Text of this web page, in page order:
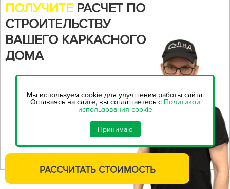
ПОЛУЧИТЕ РАСЧЕТ ПО
СТРОИТЕЛЬСТВУ
ВАШЕГО КАРКАСНОГО
ДОМА
Воспользуйтесь нашим
онлайн-калькулятором,
рассчитать стоимость
РАССЧИТАТЬ СТОИМОСТЬ
Мы используем cookie для улучшения работы сайта.
Оставаясь на сайте, вы соглашаетесь с Политикой
использования cookie
Принимаю